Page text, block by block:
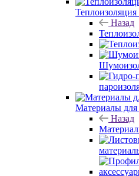
Назад
Материалы для
Назад